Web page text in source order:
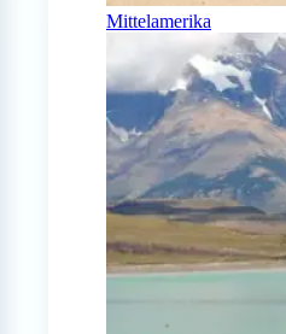
Mittelamerika